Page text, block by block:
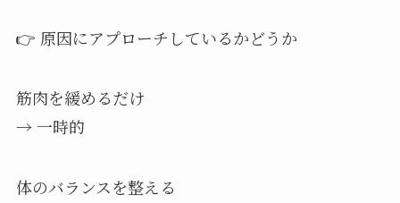
👉 原因にアプローチしているかどうか
筋肉を緩めるだけ
→ 一時的
体のバランスを整える